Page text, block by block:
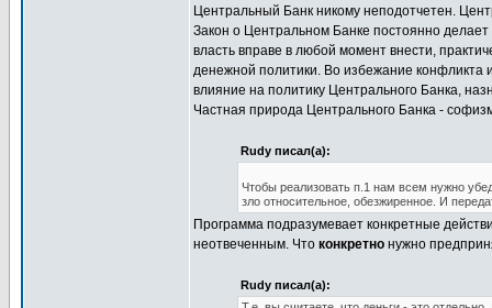
Центральный Банк никому неподотчетен.
Закон о Центральном Банке постоянно
власть вправе в любой момент внести,
денежной политики. Во избежание конфликта
влияние на политику Центрального Банка,
Частная природа Центрального Банка -
Rudy писал(а):
Чтобы реализовать п.1 нам всем нужно
зло относительное, обезжиренное. И
Программа подразумевает конкретные
неотвеченным. Что конкретно нужно
Rudy писал(а):